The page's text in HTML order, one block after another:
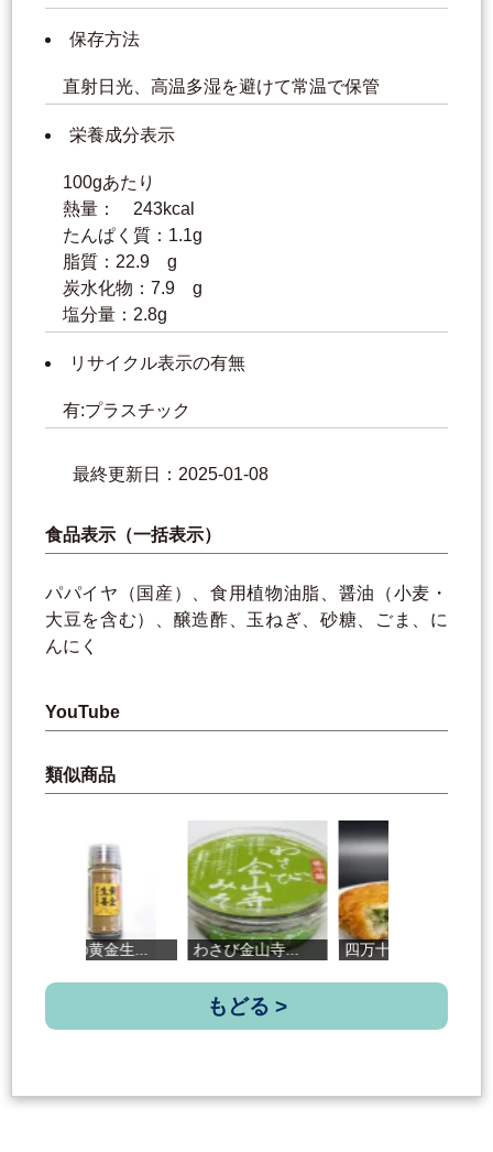
保存方法
直射日光、高温多湿を避けて常温で保管
栄養成分表示
100gあたり
熱量： 243kcal
たんぱく質：1.1g
脂質：22.9 g
炭水化物：7.9 g
塩分量：2.8g
リサイクル表示の有無
有:プラスチック
最終更新日：2025-01-08
食品表示（一括表示）
パパイヤ（国産）、食用植物油脂、醤油（小麦・
大豆を含む）、醸造酢、玉ねぎ、砂糖、ごま、に
んにく
YouTube
類似商品
土佐の黄金生... わさび金山寺... 四万十青のり...
もどる >